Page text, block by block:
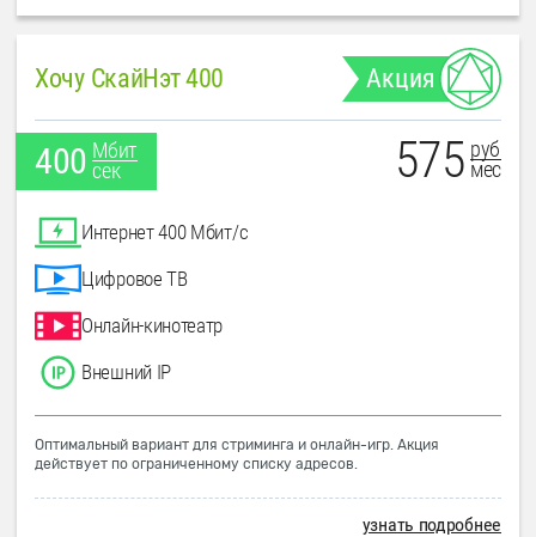
Хочу СкайНэт 400 Акция
400 Мбит
сек
575 руб
мес
Интернет 400 Мбит/с
Цифровое ТВ
Онлайн-кинотеатр
Внешний IP
Оптимальный вариант для стриминга и онлайн-игр. Акция
действует по ограниченному списку адресов.
узнать подробнее